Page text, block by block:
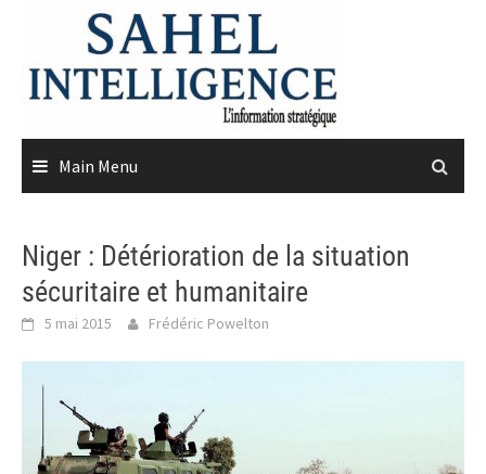
content
Main Menu
Niger : Détérioration de la situation
sécuritaire et humanitaire
5 mai 2015 Frédéric Powelton